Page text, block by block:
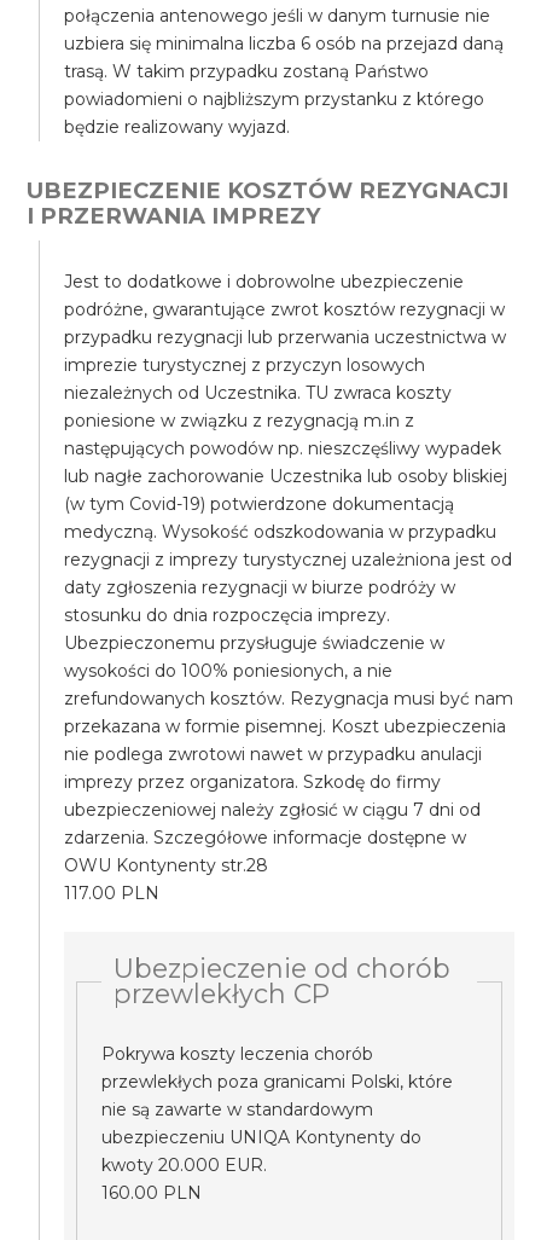
połączenia antenowego jeśli w danym turnusie nie
uzbiera się minimalna liczba 6 osób na przejazd daną
trasą. W takim przypadku zostaną Państwo
powiadomieni o najbliższym przystanku z którego
będzie realizowany wyjazd.
UBEZPIECZENIE KOSZTÓW REZYGNACJI
I PRZERWANIA IMPREZY
Jest to dodatkowe i dobrowolne ubezpieczenie
podróżne, gwarantujące zwrot kosztów rezygnacji w
przypadku rezygnacji lub przerwania uczestnictwa w
imprezie turystycznej z przyczyn losowych
niezależnych od Uczestnika. TU zwraca koszty
poniesione w związku z rezygnacją m.in z
następujących powodów np. nieszczęśliwy wypadek
lub nagłe zachorowanie Uczestnika lub osoby bliskiej
(w tym Covid-19) potwierdzone dokumentacją
medyczną. Wysokość odszkodowania w przypadku
rezygnacji z imprezy turystycznej uzależniona jest od
daty zgłoszenia rezygnacji w biurze podróży w
stosunku do dnia rozpoczęcia imprezy.
Ubezpieczonemu przysługuje świadczenie w
wysokości do 100% poniesionych, a nie
zrefundowanych kosztów. Rezygnacja musi być nam
przekazana w formie pisemnej. Koszt ubezpieczenia
nie podlega zwrotowi nawet w przypadku anulacji
imprezy przez organizatora. Szkodę do firmy
ubezpieczeniowej należy zgłosić w ciągu 7 dni od
zdarzenia. Szczegółowe informacje dostępne w
OWU Kontynenty str.28
117.00 PLN
Ubezpieczenie od chorób
przewlekłych CP
Pokrywa koszty leczenia chorób
przewlekłych poza granicami Polski, które
nie są zawarte w standardowym
ubezpieczeniu UNIQA Kontynenty do
kwoty 20.000 EUR.
160.00 PLN